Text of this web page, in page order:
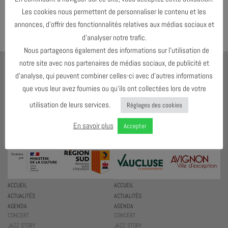
Suivant →
AJMI
LE MEILLEUR MOYEN D'ÉCOUTER DU JAZZ C'EST D'EN VOIR !
4 RUE DES ESC. DE SAINTE-ANNE
84000 AVIGNON
T. 07 59 54 22 92
ACCUEIL
ACTUALITÉS
AGENDA
CONCERT
JAZZ STORY
ACCUEIL
ACTUALITÉS
AGENDA
CONCERT
JAZZ STORY
Les cookies nous permettent de personnaliser le contenu et les
annonces, d’offrir des fonctionnalités relatives aux médias sociaux et
d’analyser notre trafic.
Nous partageons également des informations sur l’utilisation de
notre site avec nos partenaires de médias sociaux, de publicité et
d’analyse, qui peuvent combiner celles-ci avec d’autres informations
que vous leur avez fournies ou qu’ils ont collectées lors de votre
utilisation de leurs services.
Réglages des cookies
En savoir plus Accepter